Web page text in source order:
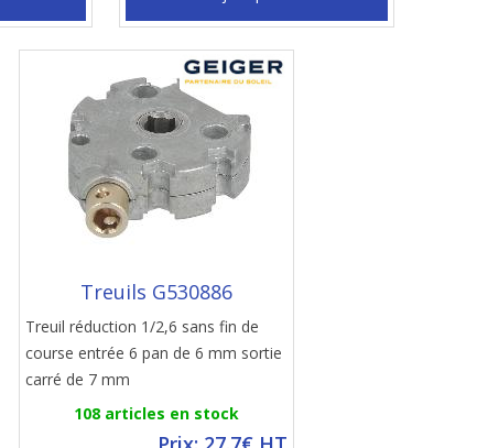
Treuils G530886
Treuil réduction 1/2,6 sans fin de
course entrée 6 pan de 6 mm sortie
carré de 7 mm
108 articles en stock